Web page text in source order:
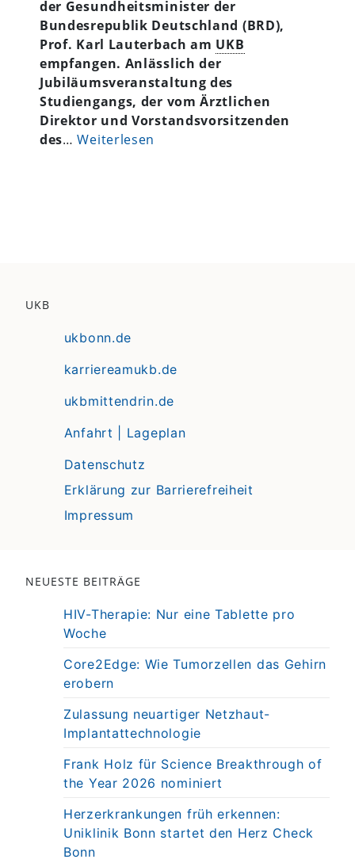
der Gesundheitsminister der
Bundesrepublik Deutschland (BRD),
Prof. Karl Lauterbach am UKB
empfangen. Anlässlich der
Jubiläumsveranstaltung des
Studiengangs, der vom Ärztlichen
Direktor und Vorstandsvorsitzenden
des…Weiterlesen
UKB
ukbonn.de
karriereamukb.de
ukbmittendrin.de
Anfahrt | Lageplan
Datenschutz
Erklärung zur Barrierefreiheit
Impressum
NEUESTE BEITRÄGE
HIV-Therapie: Nur eine Tablette pro
Woche
Core2Edge: Wie Tumorzellen das Gehirn
erobern
Zulassung neuartiger Netzhaut-
Implantattechnologie
Frank Holz für Science Breakthrough of
the Year 2026 nominiert
Herzerkrankungen früh erkennen:
Uniklinik Bonn startet den Herz Check
Bonn